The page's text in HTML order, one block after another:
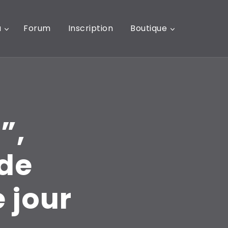
Forum Inscription Boutique
jour